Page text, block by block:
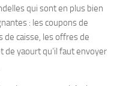
qui sont en plus bien
: les coupons de
de caisse, les offres de
yaourt qu’il faut envoyer